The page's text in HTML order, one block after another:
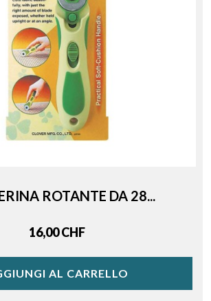
ROTANTE DA 28...
Price
16,00 CHF
AL CARRELLO